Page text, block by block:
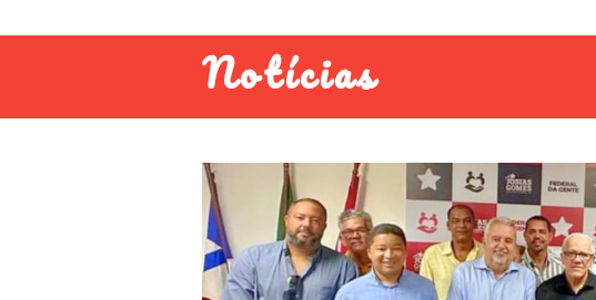
Notícias